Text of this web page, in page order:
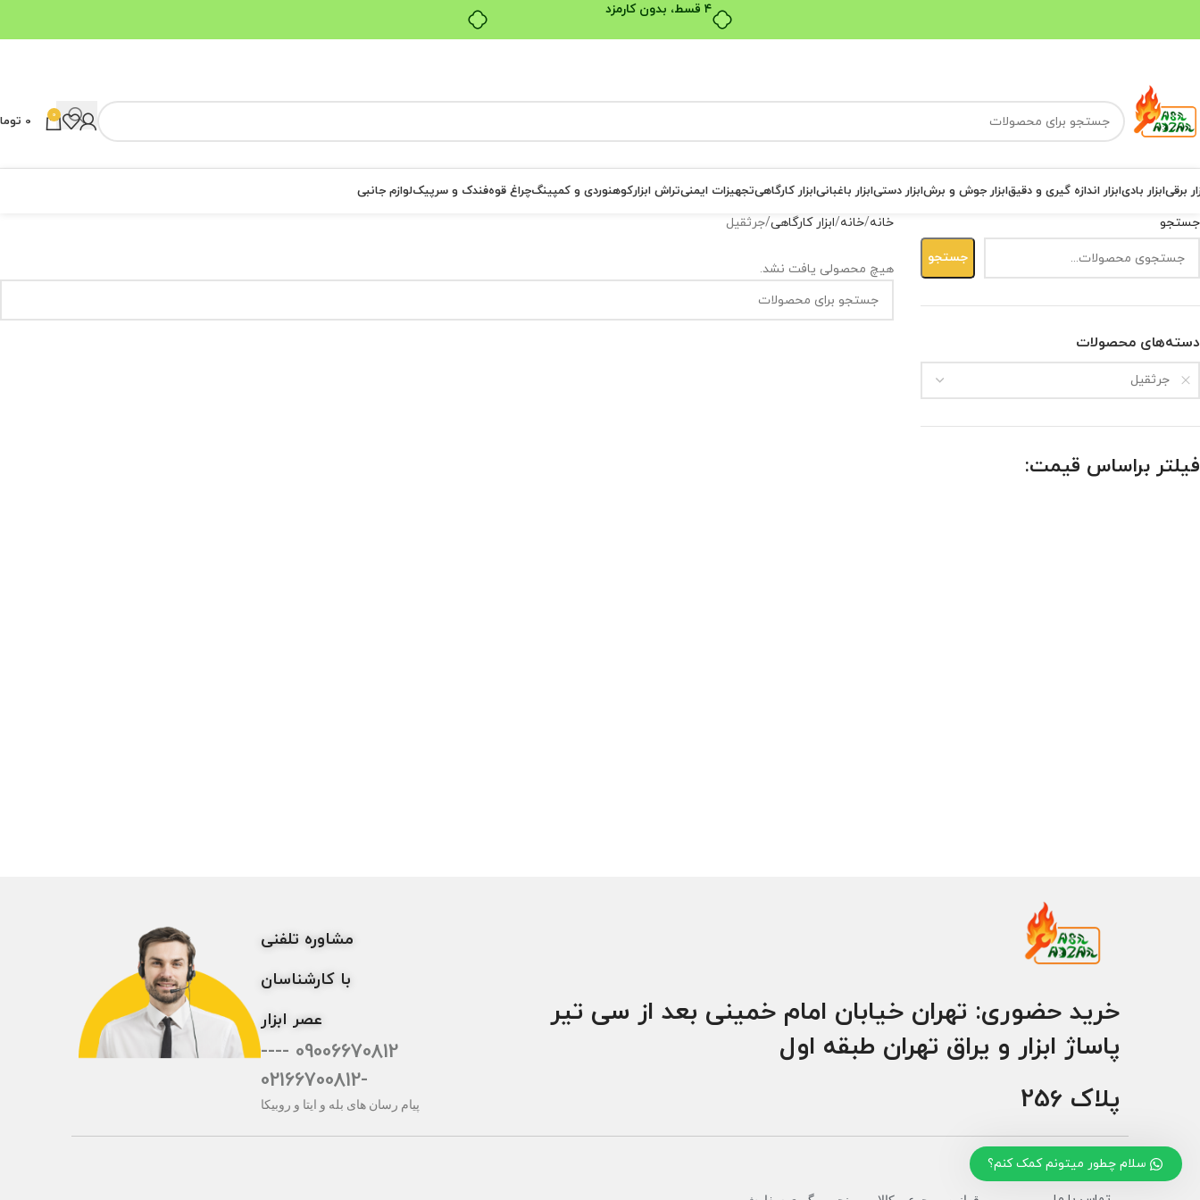
۴ قسط، بدون کارمزد
0
0
برقیابزار بادیابزار اندازه گیری و دقیقابزار جوش و برشابزار دستیابزار باغبانیابزار کارگاهیتجهیزات ایمنیتراش ابزارکوهنوردی و کمپینگچراغ قوهفندک و سرپیکلوازم جانبی
جستجو
جستجو
دسته‌های محصولات
جرثقیل
فیلتر براساس قیمت:
خانه خانه ابزار کارگاهی جرثقیل
هیچ محصولی یافت نشد.
خرید حضوری: تهران خیابان امام خمینی بعد از سی تیر
پاساژ ابزار و یراق تهران طبقه اول
پلاک 256
مشاوره تلفنی
با کارشناسان
عصر ابزار
09006670812 ----
-02166700812
پیام رسان های بله و ایتا و روبیکا
سلام چطور میتونم کمک کنم؟